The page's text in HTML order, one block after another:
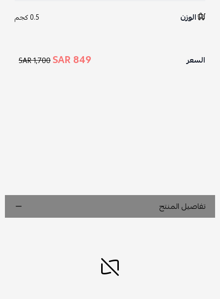
الوزن 0.5 كجم
السعر 849 SAR
1,700 SAR
تفاصيل المنتج